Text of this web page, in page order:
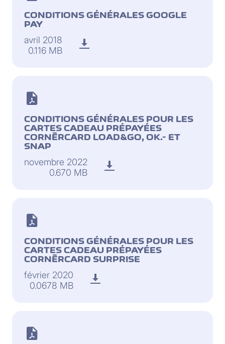
CONDITIONS GÉNÉRALES GOOGLE
PAY
0.116 MB
avril 2018
CONDITIONS GÉNÉRALES POUR LES
CARTES CADEAU PRÉPAYÉES
CORNÈRCARD LOAD&GO, OK.- ET
SNAP
0.670 MB
novembre 2022
CONDITIONS GÉNÉRALES POUR LES
CARTES CADEAU PRÉPAYÉES
CORNÈRCARD SURPRISE
0.0678 MB
février 2020